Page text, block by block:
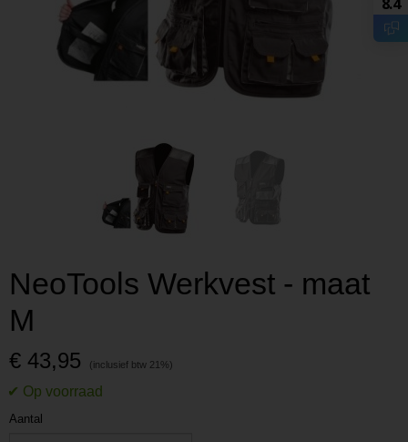
NeoTools Werkvest - maat
M
€ 43,95
Aantal